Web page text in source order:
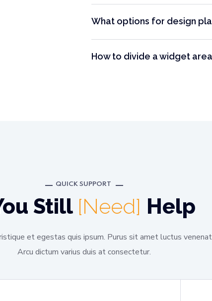
What options for design
How to divide a widget
QUICK SUPPORT
Still [Need] Help
et egestas quis ipsum. Purus sit amet luctus
Arcu dictum varius duis at consectetur.